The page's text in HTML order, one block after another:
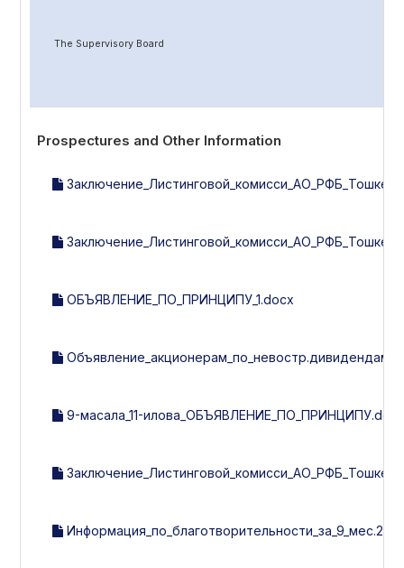
The Supervisory Board
Prospectures and Other Information
ОБЪЯВЛЕНИЕ_ПО_ПРИНЦИПУ_1.docx
9-масала_11-илова_ОБЪЯВЛЕНИЕ_ПО_ПРИНЦИПУ.docx